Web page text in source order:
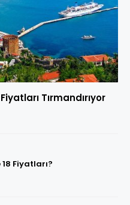
Tırmandırıyor
Fiyatları?